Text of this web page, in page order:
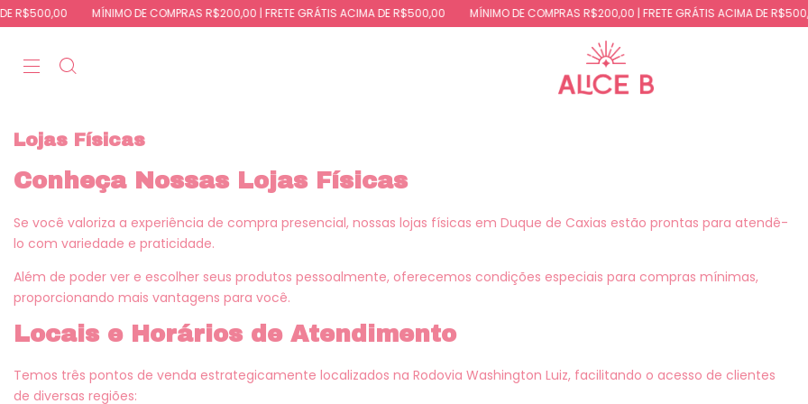
MÍNIMO DE COMPRAS R$200,00 | FRETE GRÁTIS ACIMA DE R$500,00 MÍNIMO DE COMPRAS R$200,00 | FRETE GRÁTIS ACIMA DE R$500,00
Lojas Físicas
Conheça Nossas Lojas Físicas
Se você valoriza a experiência de compra presencial, nossas lojas físicas em Duque de Caxias estão prontas para atendê-
lo com variedade e praticidade.
Além de poder ver e escolher seus produtos pessoalmente, oferecemos condições especiais para compras mínimas,
proporcionando mais vantagens para você.
Locais e Horários de Atendimento
Temos três pontos de venda estrategicamente localizados na Rodovia Washington Luiz, facilitando o acesso de clientes
de diversas regiões: